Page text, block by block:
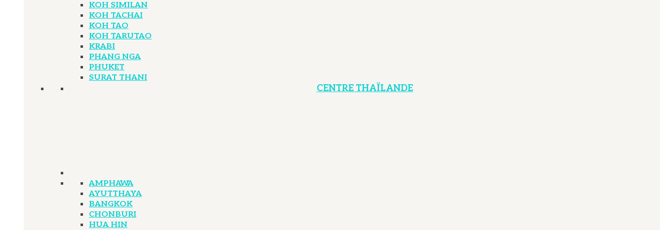
KOH SIMILAN
KOH TACHAI
KOH TAO
KOH TARUTAO
KRABI
PHANG NGA
PHUKET
SURAT THANI
CENTRE THAÏLANDE
AMPHAWA
AYUTTHAYA
BANGKOK
CHONBURI
HUA HIN